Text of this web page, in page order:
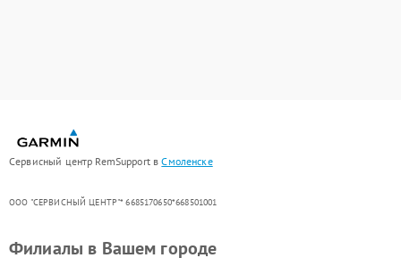
Сервисный центр RemSupport вСмоленске
ООО "СЕРВИСНЫЙ ЦЕНТР"* 6685170650*668501001
Филиалы в Вашем городе